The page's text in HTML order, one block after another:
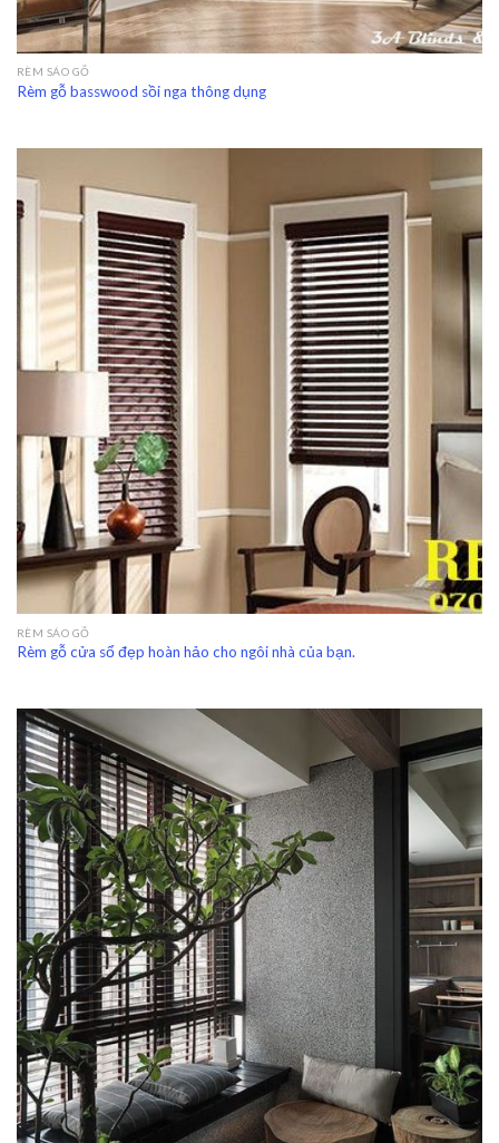
RÈM SÁO GỖ
Rèm gỗ basswood sồi nga thông dụng
RÈM SÁO GỖ
Rèm gỗ cửa sổ đẹp hoàn hảo cho ngôi nhà của bạn.